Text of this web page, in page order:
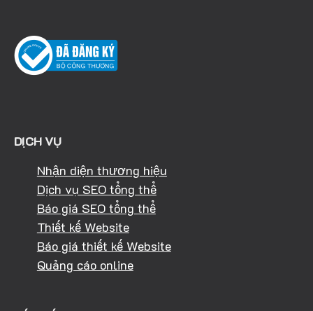
DỊCH VỤ
Nhận diện thương hiệu
Dịch vụ SEO tổng thể
Báo giá SEO tổng thể
Thiết kế Website
Báo giá thiết kế Website
Quảng cáo online